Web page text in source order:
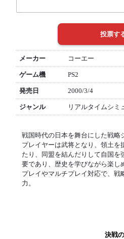
メーカー コーエー
ゲーム機 PS2
発売日 2000/3/4
ジャンル リアルタイムシミ
戦国時代の日本を舞台にした戦略
プレイヤーは武将となり、領土を
たり、同盟を結んだりして自国を
要であり、歴史を学びながら楽し
プレイやマルチプレイ対応で、戦
力。
決戦